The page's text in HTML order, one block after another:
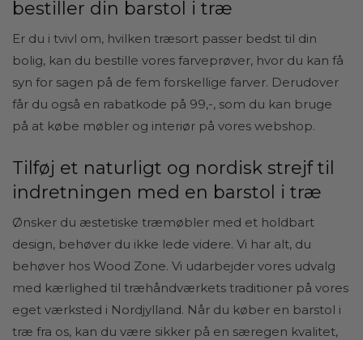
bestiller din barstol i træ
Er du i tvivl om, hvilken træsort passer bedst til din
bolig, kan du bestille vores farveprøver, hvor du kan få
syn for sagen på de fem forskellige farver. Derudover
får du også en rabatkode på 99,-, som du kan bruge
på at købe møbler og interiør på vores webshop.
Tilføj et naturligt og nordisk strejf til
indretningen med en barstol i træ
Ønsker du æstetiske træmøbler med et holdbart
design, behøver du ikke lede videre. Vi har alt, du
behøver hos Wood Zone. Vi udarbejder vores udvalg
med kærlighed til træhåndværkets traditioner på vores
eget værksted i Nordjylland. Når du køber en barstol i
træ fra os, kan du være sikker på en særegen kvalitet,